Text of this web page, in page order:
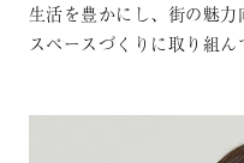
生活を豊かにし、街の魅
スペースづくりに取り組ん